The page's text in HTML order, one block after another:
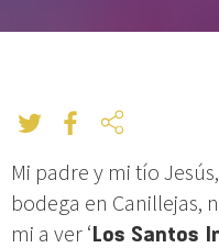
Mi padre y mi tío
bodega en Canillejas,
mi a ver ‘Los Santos